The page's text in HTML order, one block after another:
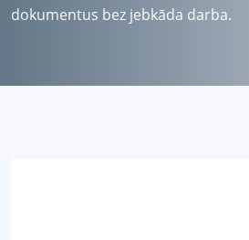
dokumentus bez jebkāda darba.